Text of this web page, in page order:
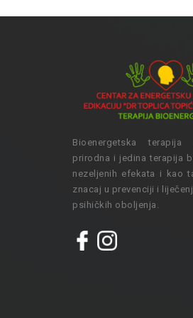
Bioenergetska
prirodna i jedina terapija
nezeljenih efekata i kao
znacaj u prevenciji i
psihičkih oboljenja.